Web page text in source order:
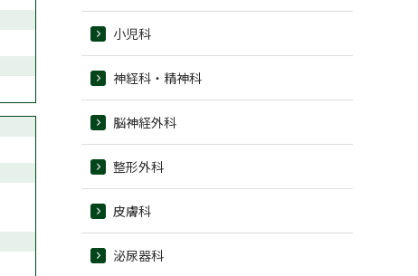
小児科
神経科・精神科
脳神経外科
整形外科
皮膚科
泌尿器科